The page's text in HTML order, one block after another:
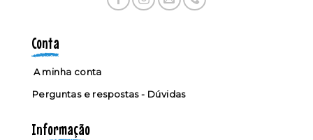
Conta
A minha conta
Perguntas e respostas - Dúvidas
Informação